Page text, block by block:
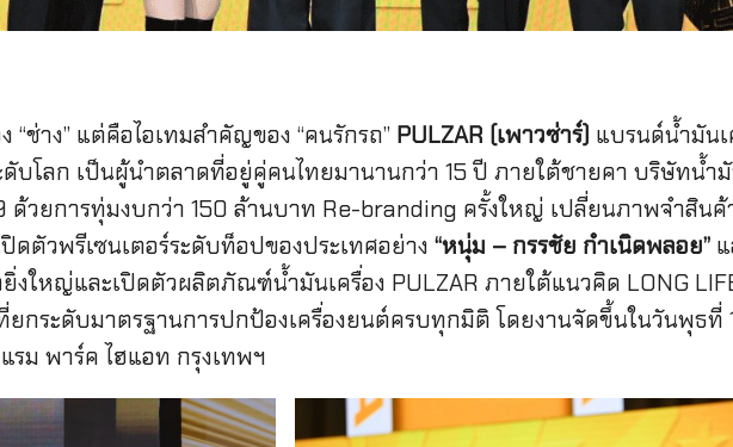
“ช่าง” แต่คือไอเทมสำคัญของ “คนรักรถ” PULZAR (เพาวซ่าร์) แบรนด์น้ำมัน
ดับโลก เป็นผู้นำตลาดที่อยู่คู่คนไทยมานานกว่า 15 ปี ภายใต้ชายคา บริษัทน้ำ
วยการทุ่มงบกว่า 150 ล้านบาท Re-branding ครั้งใหญ่ เปลี่ยนภาพจำสินค้
ดตัวพรีเซนเตอร์ระดับท็อปของประเทศอย่าง “หนุ่ม – กรรชัย กำเนิดพลอย”แ
งใหญ่และเปิดตัวผลิตภัณฑ์น้ำมันเครื่อง PULZAR ภายใต้แนวคิด LONG
ยกระดับมาตรฐานการปกป้องเครื่องยนต์ครบทุกมิติ โดยงานจัดขึ้นในวันพุธ
รม พาร์ค ไฮแอท กรุงเทพฯ